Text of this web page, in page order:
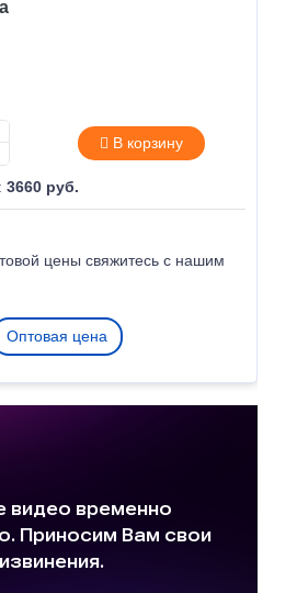
В корзину
3660 руб.
цены свяжитесь с нашим
Оптовая цена